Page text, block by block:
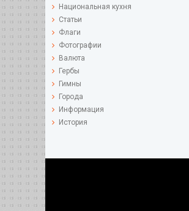
Национальная кухня
Статьи
Флаги
Фотографии
Валюта
Гербы
Гимны
Города
Информация
История